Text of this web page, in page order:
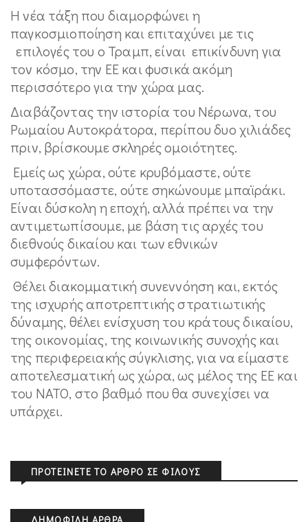
Η νέα τάξη που διαμορφώνει η
παγκοσμιοποίηση και επιταχύνει με τις
επιλογές του ο Τραμπ, είναι επικίνδυνη για
τον κόσμο, την ΕΕ και φυσικά ακόμη
περισσότερο για την χώρα μας.
Διαβάζοντας την ιστορία του Νέρωνα, του
Ρωμαίου Αυτοκράτορα, περίπου δυο χιλιάδες
πριν, βρίσκουμε σκληρές ομοιότητες.
Εμείς ως χώρα, ούτε κρυβόμαστε, ούτε
υποτασσόμαστε, ούτε σηκώνουμε μπαϊράκι.
Είναι δύσκολη η εποχή, αλλά πρέπει να την
αντιμετωπίσουμε, με βάση τις αρχές του
διεθνούς δικαίου και των εθνικών
συμφερόντων.
Θέλει διακομματική συνεννόηση και, εκτός
της ισχυρής αποτρεπτικής στρατιωτικής
δύναμης, θέλει ενίσχυση του κράτους δικαίου,
της οικονομίας, της κοινωνικής συνοχής και
της περιφερειακής σύγκλισης, για να είμαστε
αποτελεσματική ως χώρα, ως μέλος της ΕΕ και
του ΝΑΤΟ, στο βαθμό που θα συνεχίσει να
υπάρχει.
ΠΡΟΤΕΊΝΕΤΕ ΤΟ ΆΡΘΡΟ ΣΕ ΦΊΛΟΥΣ